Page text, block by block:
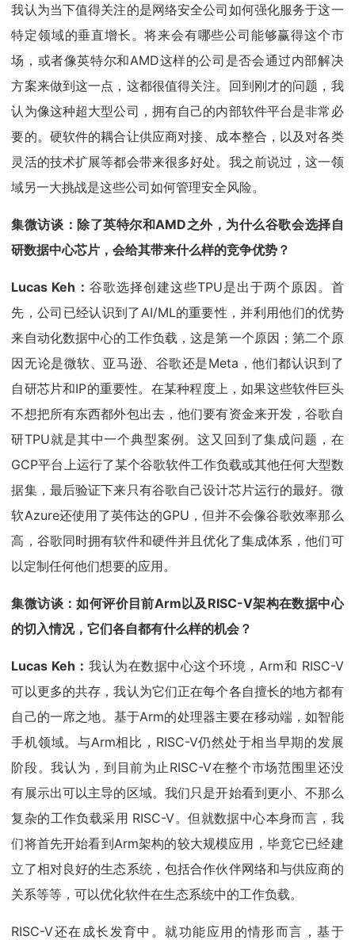
我认为当下值得关注的是网络安全公司如何强化服务于这一
特定领域的垂直增长。将来会有哪些公司能够赢得这个市
场，或者像英特尔和AMD这样的公司是否会通过内部解决
方案来做到这一点，这都很值得关注。回到刚才的问题，我
认为像这种超大型公司，拥有自己的内部软件平台是非常必
要的。硬软件的耦合让供应商对接、成本整合，以及对各类
灵活的技术扩展等都会带来很多好处。我之前说过，这一领
域另一大挑战是这些公司如何管理安全风险。
集微访谈：除了英特尔和AMD之外，为什么谷歌会选择自
研数据中心芯片，会给其带来什么样的竞争优势？
Lucas Keh：谷歌选择创建这些TPU是出于两个原因。首
先，公司已经认识到了AI/ML的重要性，并利用他们的优势
来自动化数据中心的工作负载，这是第一个原因；第二个原
因无论是微软、亚马逊、谷歌还是Meta，他们都认识到了
自研芯片和IP的重要性。在某种程度上，如果这些软件巨头
不想把所有东西都外包出去，他们要有资金来开发，谷歌自
研TPU就是其中一个典型案例。这又回到了集成问题，在
GCP平台上运行了某个谷歌软件工作负载或其他任何大型数
据集，最后验证下来只有谷歌自己设计芯片运行的最好。微
软Azure还使用了英伟达的GPU，但并不会像谷歌效率那么
高，谷歌同时拥有软件和硬件并且优化了集成体系，他们可
以定制任何他们想要的应用。
集微访谈：如何评价目前Arm以及RISC-V架构在数据中心
的切入情况，它们各自都有什么样的机会？
Lucas Keh：我认为在数据中心这个环境，Arm和 RISC-V
可以更多的共存，我认为它们正在每个各自擅长的地方都有
自己的一席之地。基于Arm的处理器主要在移动端，如智能
手机领域。与Arm相比，RISC-V仍然处于相当早期的发展
阶段。我认为，到目前为止RISC-V在整个市场范围里还没
有展示出可以主导的区域。我们只是开始看到更小、不那么
复杂的工作负载采用 RISC-V。但就数据中心本身而言，我
们将首先开始看到Arm架构的较大规模应用，毕竟它已经建
立了相对良好的生态系统，包括合作伙伴网络和与供应商的
关系等等，可以优化软件在生态系统中的工作负载。
RISC-V还在成长发育中。就功能应用的情形而言，基于